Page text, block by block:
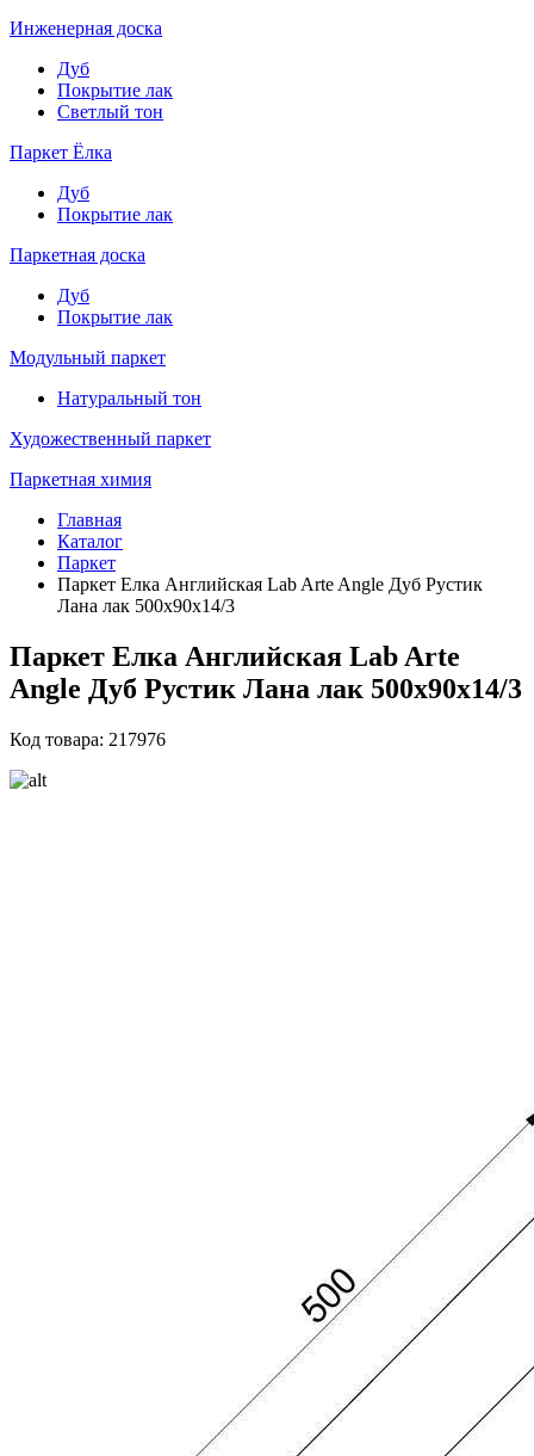
Инженерная доска
Дуб
Покрытие лак
Светлый тон
Паркет Ёлка
Дуб
Покрытие лак
Паркетная доска
Дуб
Покрытие лак
Модульный паркет
Натуральный тон
Художественный паркет
Паркетная химия
Главная
Каталог
Паркет
Паркет Елка Английская Lab Arte Angle Дуб Рустик
Лана лак 500х90х14/3
Паркет Елка Английская Lab Arte
Angle Дуб Рустик Лана лак 500х90х14/3
Код товара: 217976